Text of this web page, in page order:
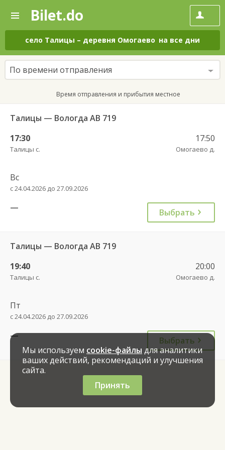
—
Поиск
и
покупка
билетов
на
автобус
онлайн
Bilet.do
село Талицы – деревня Омогаево на все дни
По времени отправления
Время отправления и прибытия местное
Талицы — Вологда АВ 719
17:30
Талицы с.
17:50
Омогаево д.
Вс
с 24.04.2026 до 27.09.2026
— Выбрать
Талицы — Вологда АВ 719
19:40
Талицы с.
20:00
Омогаево д.
Пт
с 24.04.2026 до 27.09.2026
—
Выбрать
Мы используем cookie-файлы для аналитики
ваших действий, рекомендаций и улучшения
сайта.
Принять